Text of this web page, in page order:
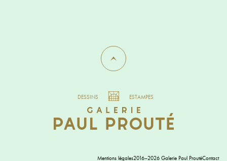
DESSINS ESTAMPES
Mentions légales2016–2026 Galerie Paul ProutéContact